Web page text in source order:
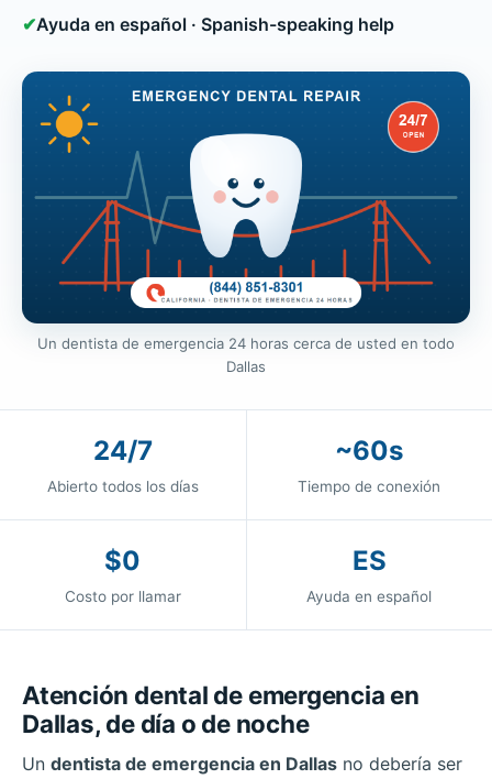
✔Ayuda en español · Spanish-speaking help
Un dentista de emergencia 24 horas cerca de usted en todo
Dallas
24/7
Abierto todos los días
~60s
Tiempo de conexión
$0
Costo por llamar
ES
Ayuda en español
Atención dental de emergencia en
Dallas, de día o de noche
Un dentista de emergencia en Dallas no debería ser